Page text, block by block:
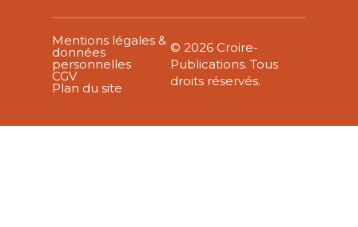
Mentions légales &
données
personnelles
CGV
Plan du site
© 2026 Croire-
Publications. Tous
droits réservés.